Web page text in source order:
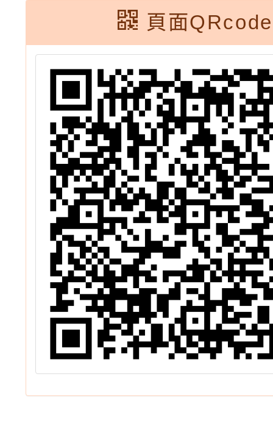
頁面QRcode